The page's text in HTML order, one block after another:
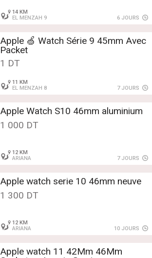
14 KM
EL MENZAH 9
6 JOURS
Apple 🍏 Watch Série 9 45mm Avec
Packet
1 DT
11 KM
EL MENZAH 8
7 JOURS
Apple Watch S10 46mm aluminium
1 000 DT
12 KM
ARIANA
7 JOURS
Apple watch serie 10 46mm neuve
1 300 DT
12 KM
ARIANA
10 JOURS
Apple watch 11 42Mm 46Mm